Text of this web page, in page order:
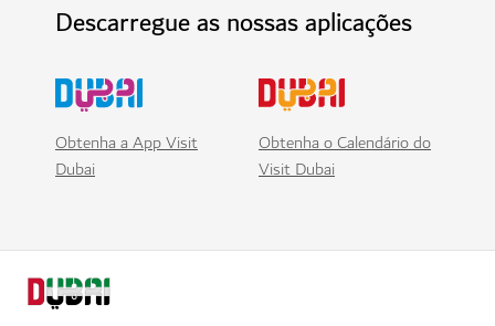
Descarregue as nossas aplicações
Obtenha a App Visit
Dubai
Obtenha o Calendário do
Visit Dubai